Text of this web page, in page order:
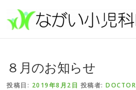
８月のお知らせ
投稿日: 2019年8月2日 投稿者:DOCTOR